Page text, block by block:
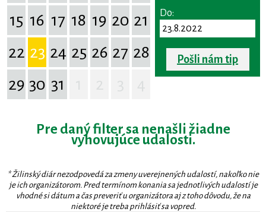
15 16 17 18 19 20 21
22 23 24 25 26 27 28
29 30 31
Do:
Pošli nám tip
Pre daný filter sa nenašli žiadne
vyhovujúce udalosti.
* Žilinský diár nezodpovedá za zmeny uverejnených udalostí, nakoľko nie
je ich organizátorom. Pred termínom konania sa jednotlivých udalostí je
vhodné si dátum a čas preveriť u organizátora aj z toho dôvodu, že na
niektoré je treba prihlásiť sa vopred.